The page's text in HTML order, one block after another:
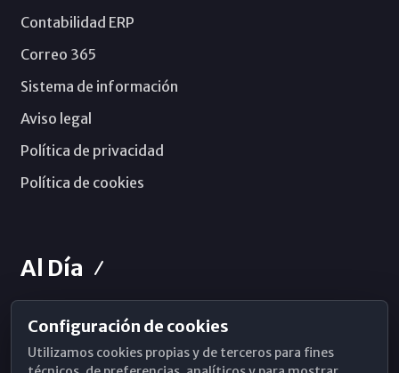
Contabilidad ERP
Correo 365
Sistema de información
Aviso legal
Política de privacidad
Política de cookies
Al Día
Horarios de Misa
Hemeroteca
Configuración de cookies
Utilizamos cookies propias y de terceros para fines